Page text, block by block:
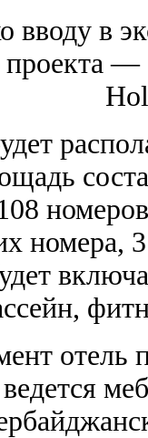
вводу в
—
номера,
отель